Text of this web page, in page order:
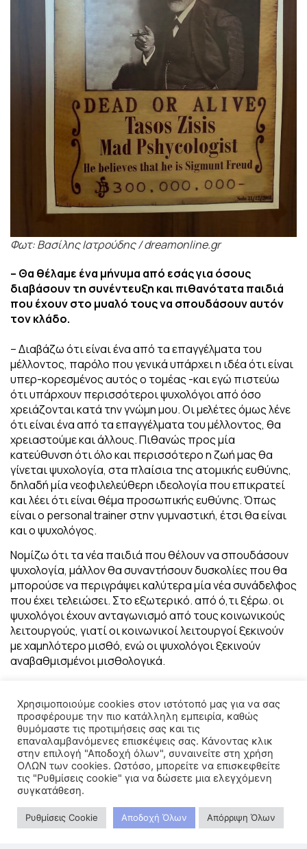
Φωτ: Βασίλης Ιατρούδης / dreamonline.gr
– Θα θέλαμε ένα μήνυμα από εσάς για όσους
διαβάσουν τη συνέντευξη και πιθανότατα παιδιά
που έχουν στο μυαλό τους να σπουδάσουν αυτόν
τον κλάδο.
– Διαβάζω ότι είναι ένα από τα επαγγέλματα του
μέλλοντος, παρόλο που γενικά υπάρχει η ιδέα ότι είναι
υπερ-κορεσμένος αυτός ο τομέας -και εγώ πιστεύω
ότι υπάρχουν περισσότεροι ψυχολόγοι από όσο
χρειάζονται κατά την γνώμη μου. Οι μελέτες όμως λένε
ότι είναι ένα από τα επαγγέλματα του μέλλοντος, θα
χρειαστούμε και άλλους.Πιθανώς προς μία
κατεύθυνση ότι όλο και περισσότερο η ζωή μας θα
γίνεται ψυχολογία, στα πλαίσια της ατομικής ευθύνης,
δηλαδή μία νεοφιλελεύθερη ιδεολογία που επικρατεί
και λέει ότι είναι θέμα προσωπικής ευθύνης. Όπως
είναι ο personal trainer στην γυμναστική, έτσι θα είναι
και ο ψυχολόγος.
Νομίζω ότι τα νέα παιδιά που θέλουν να σπουδάσουν
ψυχολογία, μάλλον θα συναντήσουν δυσκολίες που θα
μπορούσε να περιγράψει καλύτερα μία νέα συνάδελφος
που έχει τελειώσει. Στο εξωτερικό. από ό,τι ξέρω. οι
ψυχολόγοι έχουν ανταγωνισμό από τους κοινωνικούς
λειτουργούς, γιατί οι κοινωνικοί λειτουργοί ξεκινούν
με χαμηλότερο μισθό, ενώ οι ψυχολόγοι ξεκινούν
αναβαθμισμένοι μισθολογικά.
συχνά παρόμοιες ψυχοθεραπευτικές εκπαιδεύσεις με
τους ψυχολόγους, οι εργοδότες τους προτιμούν γιατί
ο εναρκτήριος μισθός είναι σε μία πιο χαμηλή κλίμακα.
Πάντως αν κάποιος είναι ψυχολόγος σήμερα, θα
πρέπει να επενδύσει στην ποιότητα και στην
καινοτομία, δηλαδή και στην ποιοτική παροχή
να σκεφτούν όλοι τη σχέση με τον γιατρό. Όταν πας
στο γιατρό, τι περιμένεις; Να σου εμπνεύσει ότι ξέρει
Χρησιμοποιούμε cookies στον ιστότοπό μας για να σας
προσφέρουμε την πιο κατάλληλη εμπειρία, καθώς
θυμόμαστε τις προτιμήσεις σας και τις
επαναλαμβανόμενες επισκέψεις σας. Κάνοντας κλικ
στην επιλογή "Αποδοχή όλων", συναινείτε στη χρήση
ΟΛΩΝ των cookies. Ωστόσο, μπορείτε να επισκεφθείτε
τις "Ρυθμίσεις cookie" για να δώσετε μια ελεγχόμενη
συγκατάθεση.
Ρυθμίσεις Cookie Αποδοχή Όλων Απόρριψη Όλων